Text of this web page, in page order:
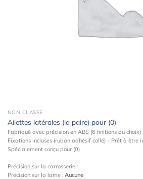
NON CLASSÉ
Ailettes latérales (la paire) pour (0)
Fabriqué avec précision en ABS (6 finitions au choix)
Fixations incluses (ruban adhésif collé) - Prêt à être
Spécialement conçu pour (0)
Précision sur la carrosserie :
Précision sur la lame : Aucune